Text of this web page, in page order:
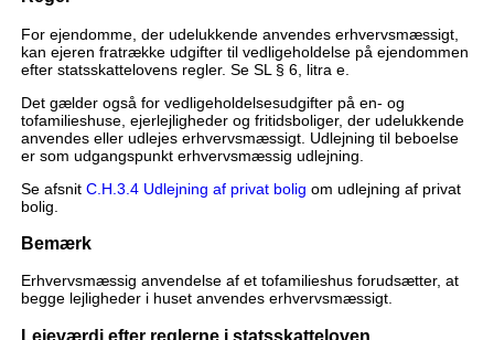
For ejendomme, der udelukkende anvendes erhvervsmæssigt,
kan ejeren fratrække udgifter til vedligeholdelse på ejendommen
efter statsskattelovens regler. Se SL § 6, litra e.
Det gælder også for vedligeholdelsesudgifter på en- og
tofamilieshuse, ejerlejligheder og fritidsboliger, der udelukkende
anvendes eller udlejes erhvervsmæssigt. Udlejning til beboelse
er som udgangspunkt erhvervsmæssig udlejning.
Se afsnit C.H.3.4 Udlejning af privat bolig om udlejning af privat
bolig.
Bemærk
Erhvervsmæssig anvendelse af et tofamilieshus forudsætter, at
begge lejligheder i huset anvendes erhvervsmæssigt.
Lejeværdi efter reglerne i statsskatteloven